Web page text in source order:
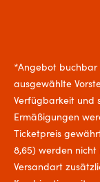
*Angebot buchbar
ausgewählte
Verfügbarkeit und
Ermäßigungen
Ticketpreis
8,65) werden
Versandart